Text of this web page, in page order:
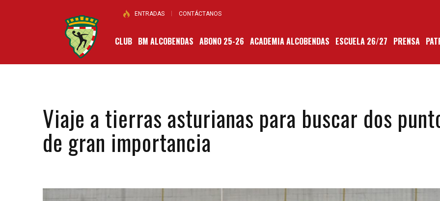
ENTRADAS CONTÁCTANOS
CLUB BM ALCOBENDAS ABONO 25-26 ACADEMIA ALCOBENDAS ESCUELA 26/27 PRENSA
Viaje a tierras asturianas para buscar dos
de gran importancia